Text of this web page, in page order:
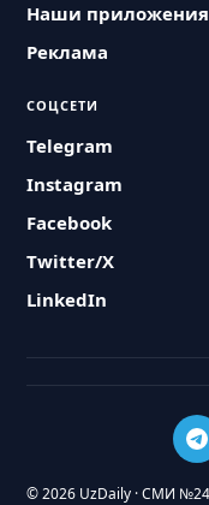
Наши приложения
Реклама
СОЦСЕТИ
Telegram
Instagram
Facebook
Twitter/X
LinkedIn
© 2026 UzDaily · СМИ